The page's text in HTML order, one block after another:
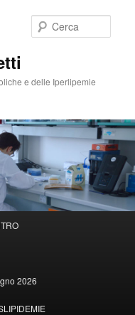
e delle Iperlipemie
2026